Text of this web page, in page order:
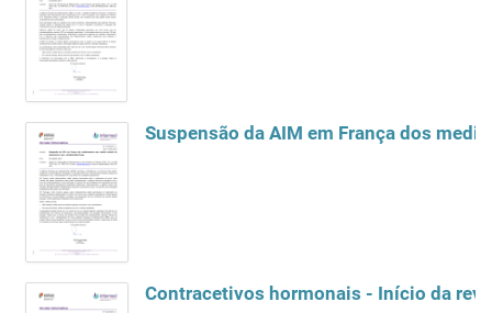
Contracetivos hormonais - Início da